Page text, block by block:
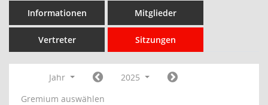
Informationen Mitglieder
Vertreter Sitzungen
Jahr
2025
Gremium auswählen